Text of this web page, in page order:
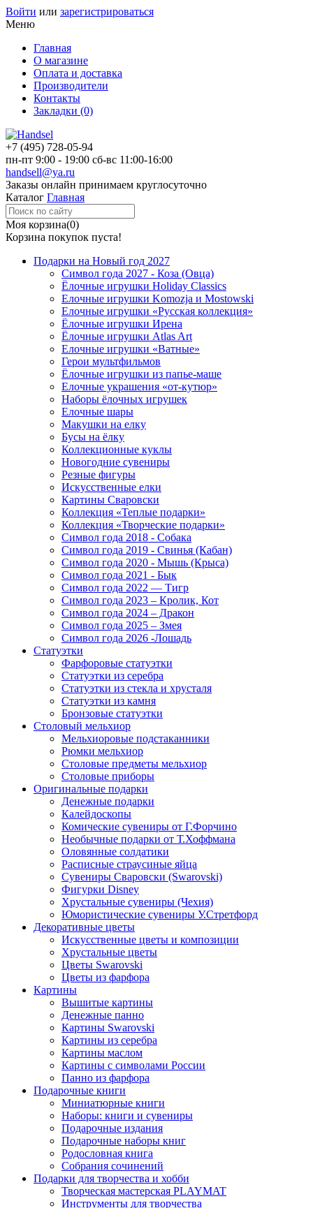
Войти или зарегистрироваться
Меню
Главная
О магазине
Оплата и доставка
Производители
Контакты
Закладки (0)
+7 (495) 728-05-94
пн-пт 9:00 - 19:00 сб-вс 11:00-16:00
handsell@ya.ru
Заказы онлайн принимаем круглосуточно
Каталог Главная
Моя корзина(0)
Корзина покупок пуста!
Подарки на Новый год 2027
Символ года 2027 - Коза (Овца)
Ёлочные игрушки Holiday Classics
Елочные игрушки Komozja и Mostowski
Елочные игрушки «Русская коллекция»
Ёлочные игрушки Ирена
Ёлочные игрушки Atlas Art
Елочные игрушки «Ватные»
Герои мультфильмов
Ёлочные игрушки из папье-маше
Елочные украшения «от-кутюр»
Наборы ёлочных игрушек
Елочные шары
Макушки на елку
Бусы на ёлку
Коллекционные куклы
Новогодние сувениры
Резные фигуры
Искусственные елки
Картины Сваровски
Коллекция «Теплые подарки»
Коллекция «Творческие подарки»
Символ года 2018 - Собака
Символ года 2019 - Свинья (Кабан)
Символ года 2020 - Мышь (Крыса)
Символ года 2021 - Бык
Символ года 2022 — Тигр
Символ года 2023 – Кролик, Кот
Символ года 2024 – Дракон
Символ года 2025 – Змея
Символ года 2026 -Лошадь
Статуэтки
Фарфоровые статуэтки
Статуэтки из серебра
Статуэтки из стекла и хрусталя
Статуэтки из камня
Бронзовые статуэтки
Столовый мельхиор
Мельхиоровые подстаканники
Рюмки мельхиор
Столовые предметы мельхиор
Столовые приборы
Оригинальные подарки
Денежные подарки
Калейдоскопы
Комические сувениры от Г.Форчино
Необычные подарки от Т.Хоффмана
Оловянные солдатики
Расписные страусиные яйца
Сувениры Сваровски (Swarovski)
Фигурки Disney
Хрустальные сувениры (Чехия)
Юмористические сувениры У.Стретфорд
Декоративные цветы
Искусственные цветы и композиции
Хрустальные цветы
Цветы Swarovski
Цветы из фарфора
Картины
Вышитые картины
Денежные панно
Картины Swarovski
Картины из серебра
Картины маслом
Картины с символами России
Панно из фарфора
Подарочные книги
Миниатюрные книги
Наборы: книги и сувениры
Подарочные издания
Подарочные наборы книг
Родословная книга
Собрания сочинений
Подарки для творчества и хобби
Творческая мастерская PLAYMAT
Инструменты для творчества